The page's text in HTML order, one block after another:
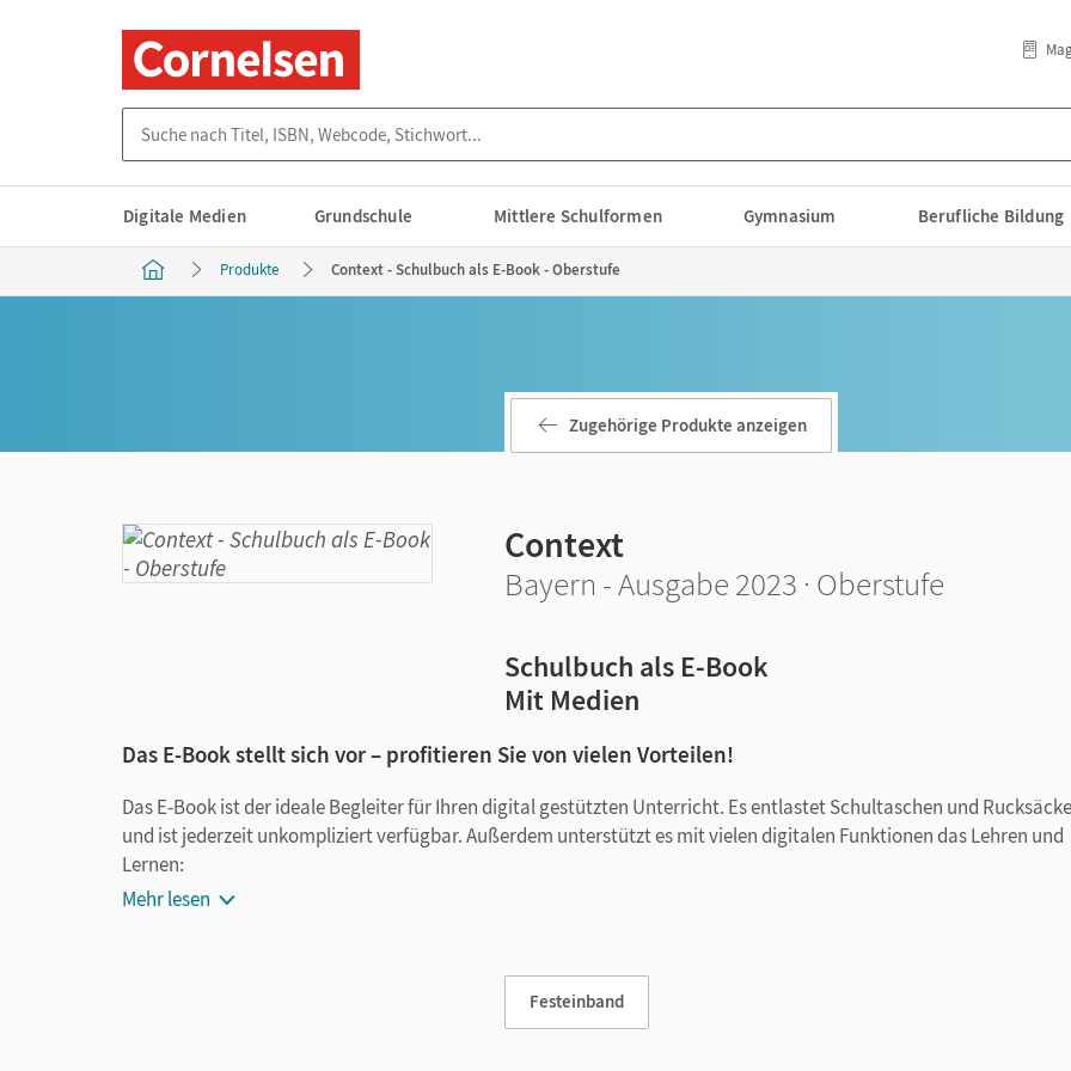
Digitale Medien Grundschule Mittlere Schulformen Gymnasium Berufliche Bildung
Produkte Context - Schulbuch als E-Book - Oberstufe
Zugehörige Produkte anzeigen
Context
Bayern - Ausgabe 2023 · Oberstufe
Schulbuch als E-Book
Mit Medien
Das E-Book stellt sich vor – profitieren Sie von vielen Vorteilen!
Das E-Book ist der ideale Begleiter für Ihren digital gestützten Unterricht. Es entlastet Schultaschen und Rucksäcke
und ist jederzeit unkompliziert verfügbar. Außerdem unterstützt es mit vielen digitalen Funktionen das Lehren und
Lernen:
Mehr lesen
Festeinband